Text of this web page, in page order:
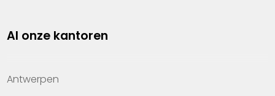
Property management
Kennis van wonen
Al onze kantoren
Antwerpen